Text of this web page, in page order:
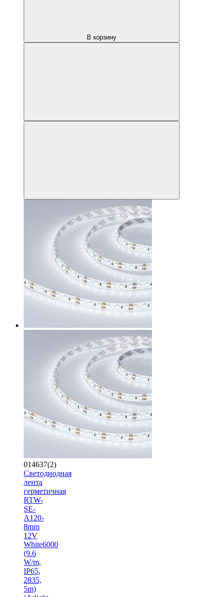
В корзину
014637(2)
Светодиодная
лента
герметичная
RTW-
SE-
A120-
8mm
12V
White6000
(9.6
W/m,
IP65,
2835,
5m)